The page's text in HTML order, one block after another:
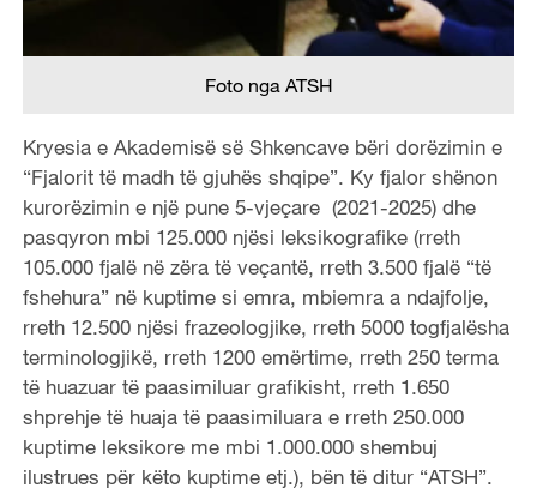
Foto nga ATSH
Kryesia e Akademisë së Shkencave bëri dorëzimin e
“Fjalorit të madh të gjuhës shqipe”. Ky fjalor shënon
kurorëzimin e një pune 5-vjeçare (2021-2025) dhe
pasqyron mbi 125.000 njësi leksikografike (rreth
105.000 fjalë në zëra të veçantë, rreth 3.500 fjalë “të
fshehura” në kuptime si emra, mbiemra a ndajfolje,
rreth 12.500 njësi frazeologjike, rreth 5000 togfjalësha
terminologjikë, rreth 1200 emërtime, rreth 250 terma
të huazuar të paasimiluar grafikisht, rreth 1.650
shprehje të huaja të paasimiluara e rreth 250.000
kuptime leksikore me mbi 1.000.000 shembuj
ilustrues për këto kuptime etj.), bën të ditur “ATSH”.